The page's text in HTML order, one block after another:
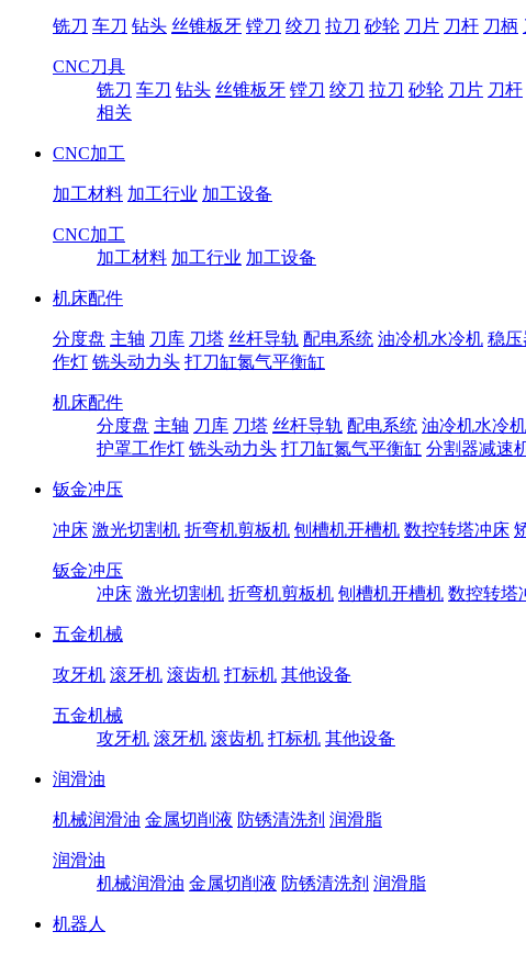
铣刀 车刀 钻头 丝锥板牙 镗刀 绞刀 拉刀 砂轮 刀片 刀杆 刀柄
CNC刀具
铣刀 车刀 钻头 丝锥板牙 镗刀 绞刀 拉刀 砂轮 刀片 刀杆
相关
CNC加工
加工材料 加工行业 加工设备
CNC加工
加工材料 加工行业 加工设备
机床配件
分度盘 主轴 刀库 刀塔 丝杆导轨 配电系统 油冷机水冷机 稳压
作灯 铣头动力头 打刀缸氮气平衡缸
机床配件
分度盘 主轴 刀库 刀塔 丝杆导轨 配电系统 油冷机水冷机
护罩工作灯 铣头动力头 打刀缸氮气平衡缸 分割器减速
钣金冲压
冲床 激光切割机 折弯机剪板机 刨槽机开槽机 数控转塔冲床
钣金冲压
冲床 激光切割机 折弯机剪板机 刨槽机开槽机 数控转塔
五金机械
攻牙机 滚牙机 滚齿机 打标机 其他设备
五金机械
攻牙机 滚牙机 滚齿机 打标机 其他设备
润滑油
机械润滑油 金属切削液 防锈清洗剂 润滑脂
润滑油
机械润滑油 金属切削液 防锈清洗剂 润滑脂
机器人